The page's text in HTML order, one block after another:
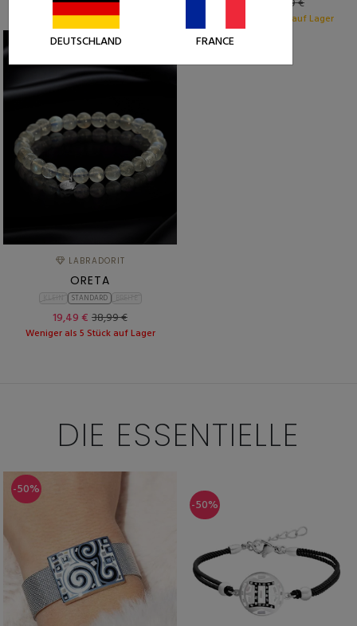
Weniger als 15 Stück auf Lager
LABRADORIT
ORETA
STANDARD
19,49 € 38,99 €
Weniger als 5 Stück auf Lager
DIE ESSENTIELLE
-50%
-50%
DEUTSCHLAND FRANCE